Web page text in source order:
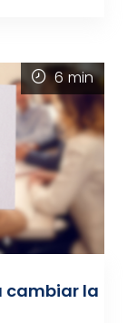
6 min
cambiar la